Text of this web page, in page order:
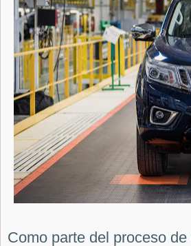
Como parte del proceso